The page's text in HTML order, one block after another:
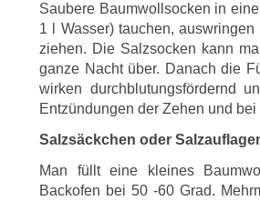
Saubere Baumwollsocken in
1 l Wasser) tauchen,
ziehen. Die Salzsocken kann
ganze Nacht über. Danach die
wirken durchblutungsfördernd
Entzündungen der Zehen und bei
Salzsäckchen oder
Man füllt eine kleines
Backofen bei 50 -60 Grad.